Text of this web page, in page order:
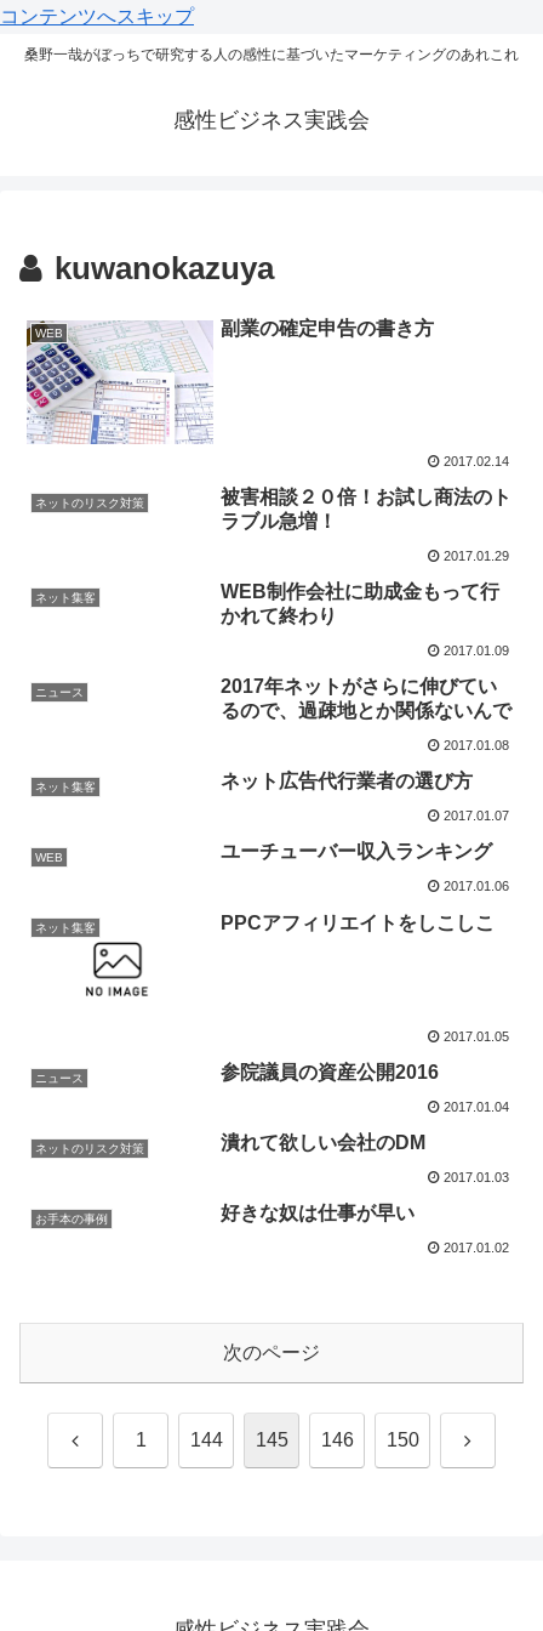
コンテンツへスキップ
桑野一哉がぼっちで研究する人の感性に基づいたマーケティングのあれこれ
感性ビジネス実践会
kuwanokazuya
WEB 副業の確定申告の書き方
2017.02.14
ネットのリスク対策
被害相談２０倍！お試し商法のト
ラブル急増！
2017.01.29
ネット集客
WEB制作会社に助成金もって行
かれて終わり
2017.01.09
ニュース
2017年ネットがさらに伸びてい
るので、過疎地とか関係ないんで
2017.01.08
ネット集客 ネット広告代行業者の選び方
2017.01.07
WEB ユーチューバー収入ランキング
2017.01.06
ネット集客 PPCアフィリエイトをしこしこ
2017.01.05
ニュース 参院議員の資産公開2016
2017.01.04
ネットのリスク対策 潰れて欲しい会社のDM
2017.01.03
お手本の事例 好きな奴は仕事が早い
2017.01.02
次のページ
前 1 144 145 146 150 次